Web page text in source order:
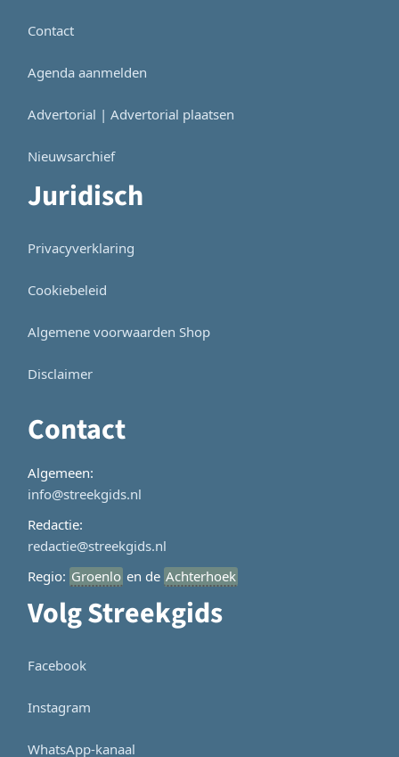
Contact
Agenda aanmelden
Advertorial | Advertorial plaatsen
Nieuwsarchief
Juridisch
Privacyverklaring
Cookiebeleid
Algemene voorwaarden Shop
Disclaimer
Contact
Algemeen:
info@streekgids.nl
Redactie:
redactie@streekgids.nl
Regio: Groenlo en de Achterhoek
Volg Streekgids
Facebook
Instagram
WhatsApp-kanaal